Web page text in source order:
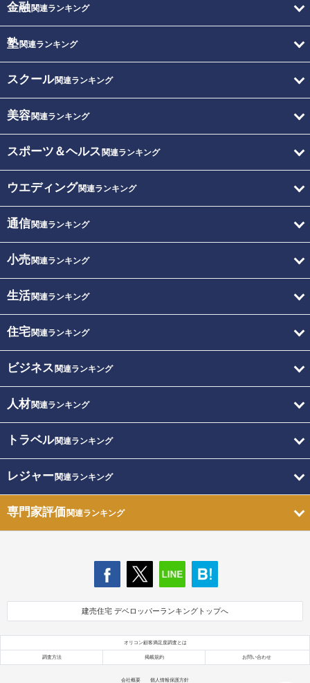
金融関連ランキング
塾関連ランキング
スクール関連ランキング
美容関連ランキング
スポーツ＆ヘルス 関連ランキング
ウエディング関連ランキング
通信関連ランキング
小売関連ランキング
生活関連ランキング
住宅関連ランキング
ビジネス 関連ランキング
人材関連ランキング
トラベル関連ランキング
レジャー関連ランキング
専門家評価関連ランキング
建売住宅 デベロッパーランキングトップへ
オリコン顧客満足度調査とは
調査方法 掲載規約 お問い合わせ
会社概要 個人情報保護方針